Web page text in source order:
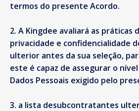
termos do presente Acordo.
A Kingdee avaliará as práticas
privacidade e confidencialidade
ulterior antes da sua seleção,
este é capaz de assegurar o
Dados Pessoais exigido pelo
a lista desubcontratantes